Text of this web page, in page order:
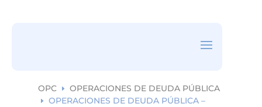
OPC E OPERACIONES DE DEUDA PÚBLICA
E
OPERACIONES DE DEUDA PÚBLICA –